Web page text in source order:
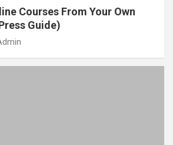
Courses From Your Own
Guide)